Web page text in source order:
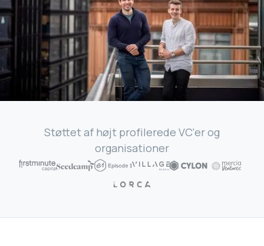
Støttet af højt profilerede VC'er og
organisationer